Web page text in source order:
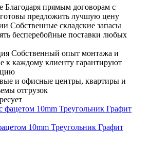
Благодаря прямым договорам с
предложить лучшую цену
Собственные складские запасы
бесперебойные поставки любых
Собственный опыт монтажа и
к каждому клиенту гарантируют
и офисные центры, квартиры и
отгрузок
10mm Треугольник Графит